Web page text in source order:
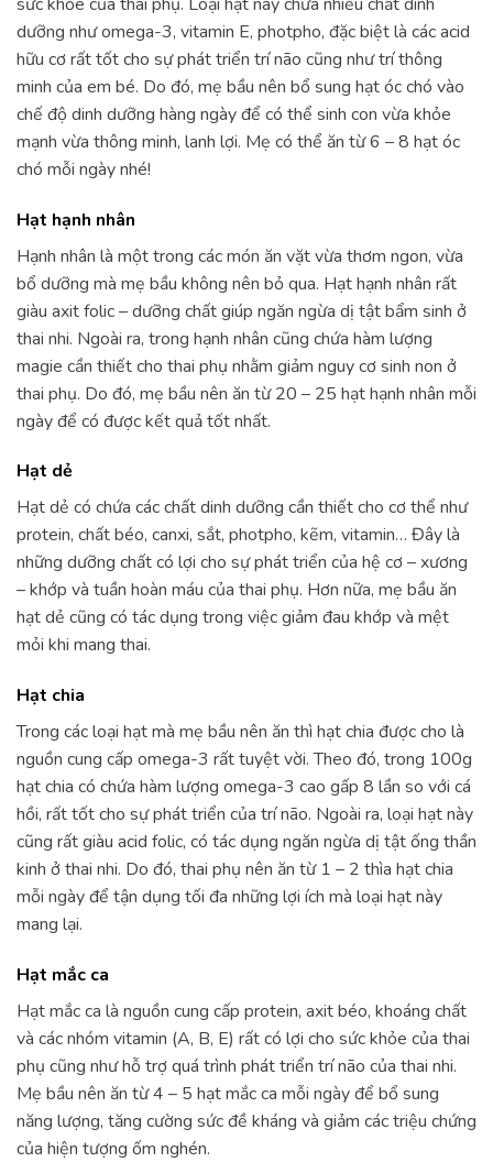
dưỡng như omega-3, vitamin E, photpho, đặc biệt là các acid
hữu cơ rất tốt cho sự phát triển trí não cũng như trí thông
minh của em bé. Do đó, mẹ bầu nên bổ sung hạt óc chó vào
chế độ dinh dưỡng hàng ngày để có thể sinh con vừa khỏe
mạnh vừa thông minh, lanh lợi. Mẹ có thể ăn từ 6 – 8 hạt óc
chó mỗi ngày nhé!
Hạt hạnh nhân
Hạnh nhân là một trong các món ăn vặt vừa thơm ngon, vừa
bổ dưỡng mà mẹ bầu không nên bỏ qua. Hạt hạnh nhân rất
giàu axit folic – dưỡng chất giúp ngăn ngừa dị tật bẩm sinh ở
thai nhi. Ngoài ra, trong hạnh nhân cũng chứa hàm lượng
magie cần thiết cho thai phụ nhằm giảm nguy cơ sinh non ở
thai phụ. Do đó, mẹ bầu nên ăn từ 20 – 25 hạt hạnh nhân mỗi
ngày để có được kết quả tốt nhất.
Hạt dẻ
Hạt dẻ có chứa các chất dinh dưỡng cần thiết cho cơ thể như
protein, chất béo, canxi, sắt, photpho, kẽm, vitamin… Đây là
những dưỡng chất có lợi cho sự phát triển của hệ cơ – xương
– khớp và tuần hoàn máu của thai phụ. Hơn nữa, mẹ bầu ăn
hạt dẻ cũng có tác dụng trong việc giảm đau khớp và mệt
mỏi khi mang thai.
Hạt chia
Trong các loại hạt mà mẹ bầu nên ăn thì hạt chia được cho là
nguồn cung cấp omega-3 rất tuyệt vời. Theo đó, trong 100g
hạt chia có chứa hàm lượng omega-3 cao gấp 8 lần so với cá
hồi, rất tốt cho sự phát triển của trí não. Ngoài ra, loại hạt này
cũng rất giàu acid folic, có tác dụng ngăn ngừa dị tật ống thần
kinh ở thai nhi. Do đó, thai phụ nên ăn từ 1 – 2 thìa hạt chia
mỗi ngày để tận dụng tối đa những lợi ích mà loại hạt này
mang lại.
Hạt mắc ca
Hạt mắc ca là nguồn cung cấp protein, axit béo, khoáng chất
và các nhóm vitamin (A, B, E) rất có lợi cho sức khỏe của thai
phụ cũng như hỗ trợ quá trình phát triển trí não của thai nhi.
Mẹ bầu nên ăn từ 4 – 5 hạt mắc ca mỗi ngày để bổ sung
năng lượng, tăng cường sức đề kháng và giảm các triệu chứng
của hiện tượng ốm nghén.